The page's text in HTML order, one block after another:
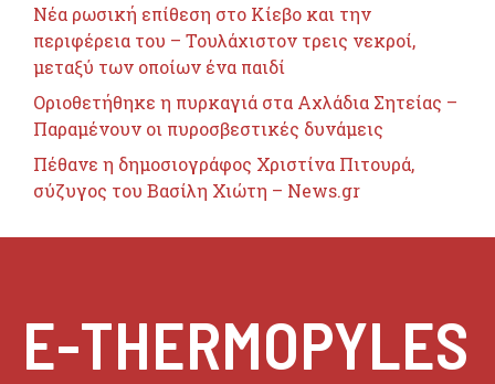
Nέα ρωσική επίθεση στο Κίεβο και την
περιφέρεια του – Τουλάχιστον τρεις νεκροί,
μεταξύ των οποίων ένα παιδί
Οριοθετήθηκε η πυρκαγιά στα Αχλάδια Σητείας –
Παραμένουν οι πυροσβεστικές δυνάμεις
Πέθανε η δημοσιογράφος Χριστίνα Πιτουρά,
σύζυγος του Βασίλη Χιώτη – News.gr
E-THERMOPYLES